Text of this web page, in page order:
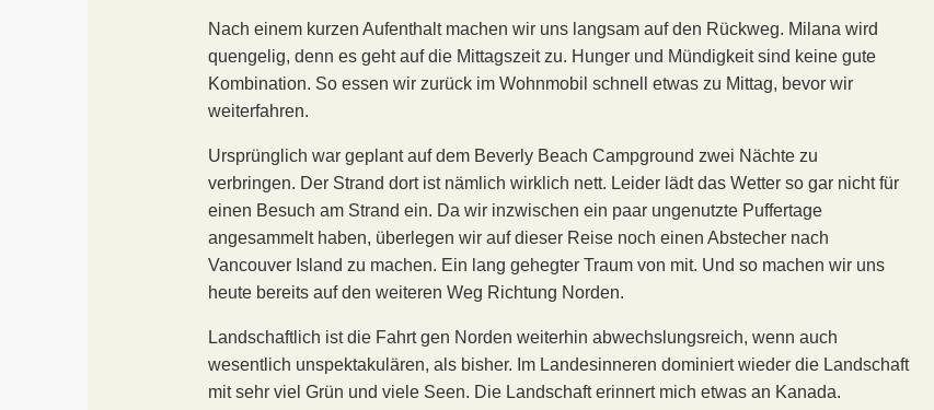
Nach einem kurzen Aufenthalt machen wir uns langsam auf den Rückweg. Milana wird
quengelig, denn es geht auf die Mittagszeit zu. Hunger und Mündigkeit sind keine gute
Kombination. So essen wir zurück im Wohnmobil schnell etwas zu Mittag, bevor wir
weiterfahren.
Ursprünglich war geplant auf dem Beverly Beach Campground zwei Nächte zu
verbringen. Der Strand dort ist nämlich wirklich nett. Leider lädt das Wetter so gar nicht für
einen Besuch am Strand ein. Da wir inzwischen ein paar ungenutzte Puffertage
angesammelt haben, überlegen wir auf dieser Reise noch einen Abstecher nach
Vancouver Island zu machen. Ein lang gehegter Traum von mit. Und so machen wir uns
heute bereits auf den weiteren Weg Richtung Norden.
Landschaftlich ist die Fahrt gen Norden weiterhin abwechslungsreich, wenn auch
wesentlich unspektakulären, als bisher. Im Landesinneren dominiert wieder die Landschaft
mit sehr viel Grün und viele Seen. Die Landschaft erinnert mich etwas an Kanada.